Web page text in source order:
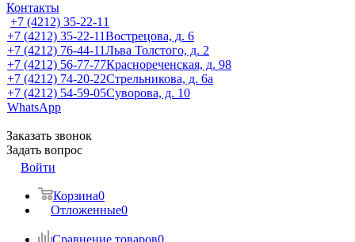
Контакты
+7 (4212) 35-22-11
+7 (4212) 35-22-11Вострецова, д. 6
+7 (4212) 76-44-11Льва Толстого, д. 2
+7 (4212) 56-77-77Краснореченская, д. 98
+7 (4212) 74-20-22Стрельникова, д. 6а
+7 (4212) 54-59-05Суворова, д. 10
WhatsApp
Заказать звонок
Задать вопрос
Войти
Корзина0
Отложенные0
Сравнение товаров0